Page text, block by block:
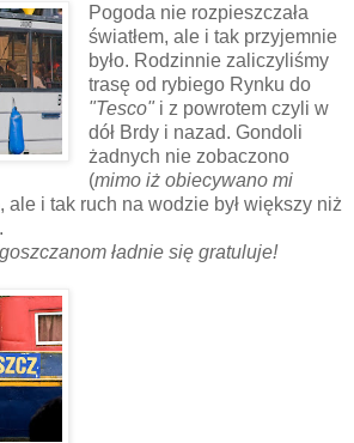
Pogoda nie rozpieszczała
światłem, ale i tak przyjemnie
było. Rodzinnie zaliczyliśmy
trasę od rybiego Rynku do
"Tesco"i z powrotem czyli w
dół Brdy i nazad. Gondoli
żadnych nie zobaczono
(mimo iż obiecywano mi
ale i tak ruch na wodzie był większy niż
ładnie się gratuluje!